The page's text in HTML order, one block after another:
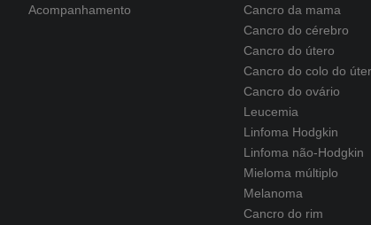
Acompanhamento
Cancro da mama
Cancro do cérebro
Cancro do útero
Cancro do colo do
Cancro do ovário
Leucemia
Linfoma Hodgkin
Linfoma não-Hodgkin
Mieloma múltiplo
Melanoma
Cancro do rim